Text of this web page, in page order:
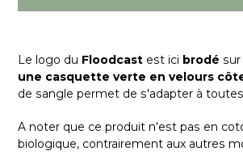
Le logo du Floodcast est ici brodé sur
une casquette verte en velours
de sangle permet de s'adapter à
A noter que ce produit n'est pas en
biologique, contrairement aux autres